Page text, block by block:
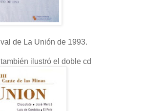
de La Unión de 1993.
ilustró el doble cd